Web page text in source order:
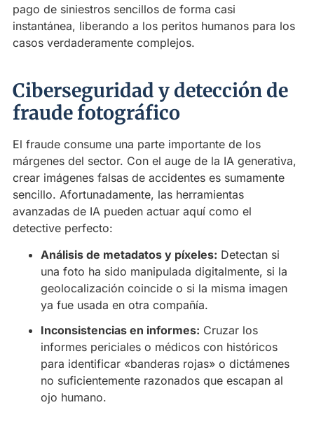
pago de siniestros sencillos de forma casi
instantánea, liberando a los peritos humanos para los
casos verdaderamente complejos.
Ciberseguridad y detección de
fraude fotográfico
El fraude consume una parte importante de los
márgenes del sector. Con el auge de la IA generativa,
crear imágenes falsas de accidentes es sumamente
sencillo. Afortunadamente, las herramientas
avanzadas de IA pueden actuar aquí como el
detective perfecto:
Análisis de metadatos y píxeles: Detectan si
una foto ha sido manipulada digitalmente, si la
geolocalización coincide o si la misma imagen
ya fue usada en otra compañía.
Inconsistencias en informes: Cruzar los
informes periciales o médicos con históricos
para identificar «banderas rojas» o dictámenes
no suficientemente razonados que escapan al
ojo humano.